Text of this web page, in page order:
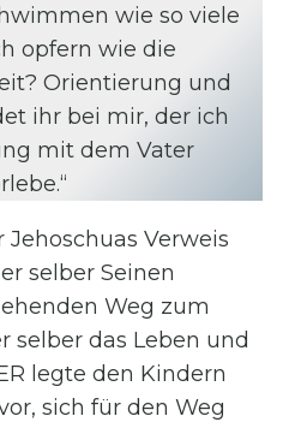
wie so viele
opfern wie die
Orientierung und
ihr bei mir, der ich
mit dem Vater
Verweis
selber Seinen
Weg zum
selber das Leben und
legte den Kindern
sich für den Weg